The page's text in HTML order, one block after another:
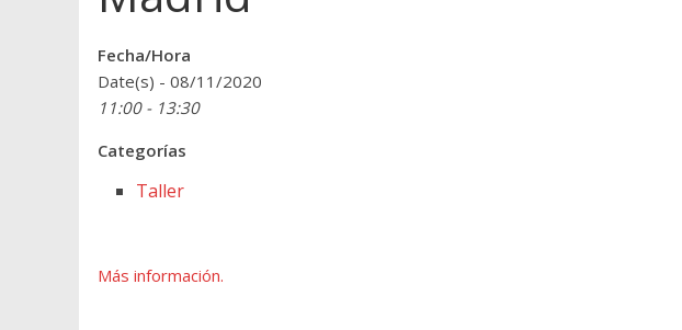
Fecha/Hora
Date(s) - 08/11/2020
11:00 - 13:30
Categorías
Taller
Más información.